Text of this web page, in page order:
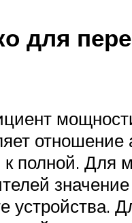
для
отношение
к полной. Для
устройства.